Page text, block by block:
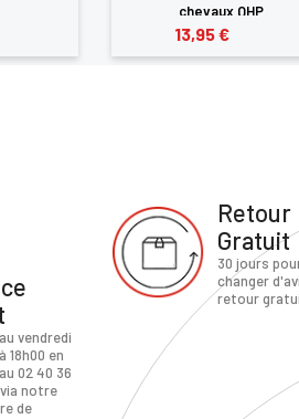
chevaux QHP
13,95 €
vendredi
18h00 en
02 40 36
via notre
de
Retour
Gratuit
30 jours
changer
retour